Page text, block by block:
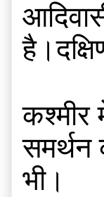
कश्मीर
समर्थन
भी।